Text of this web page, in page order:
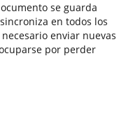
se guarda
en todos los
enviar nuevas
por perder